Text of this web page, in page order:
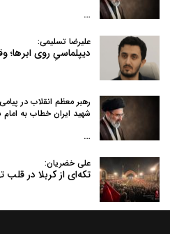
…
علیرضا تسلیمی:
دیپلماسیِ روی ابرها؛
رهبر معظم انقلاب در
شهید ایران خطاب به
…
علی خضریان:
تکه‌ای از کربلا در قلب